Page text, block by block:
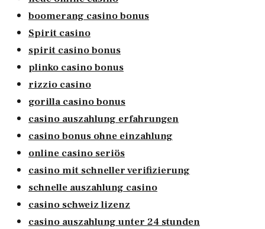
boomerang casino bonus
Spirit casino
spirit casino bonus
plinko casino bonus
rizzio casino
gorilla casino bonus
casino auszahlung erfahrungen
casino bonus ohne einzahlung
online casino seriös
casino mit schneller verifizierung
schnelle auszahlung casino
casino schweiz lizenz
casino auszahlung unter 24 stunden